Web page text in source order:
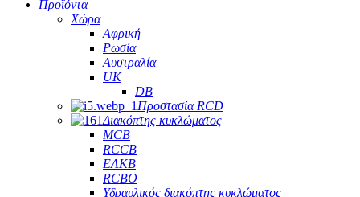
Προϊόντα
Χώρα
Αφρική
Ρωσία
Αυστραλία
UK
DB
Προστασία RCD
Διακόπτης κυκλώματος
MCB
RCCB
ΕΛΚΒ
RCBO
Υδραυλικός διακόπτης κυκλώματος